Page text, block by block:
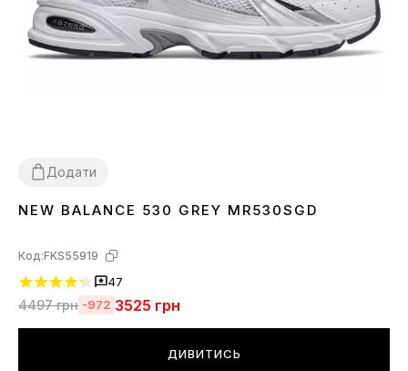
Додати
3637 3839404142 434445
NEW BALANCE 530 GREY MR530SGD
Код:FKS55919
47
4497грн -972 3525 грн
ДИВИТИСЬ